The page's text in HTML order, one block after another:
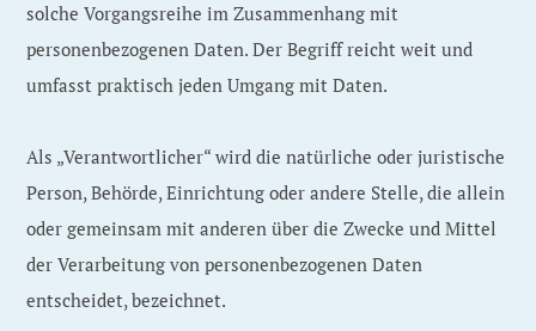
solche Vorgangsreihe im Zusammenhang mit
personenbezogenen Daten. Der Begriff reicht weit und
umfasst praktisch jeden Umgang mit Daten.
Als „Verantwortlicher“ wird die natürliche oder juristische
Person, Behörde, Einrichtung oder andere Stelle, die allein
oder gemeinsam mit anderen über die Zwecke und Mittel
der Verarbeitung von personenbezogenen Daten
entscheidet, bezeichnet.